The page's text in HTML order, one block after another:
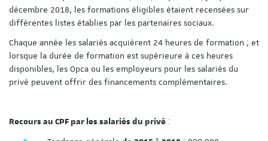
décembre 2018, les formations éligibles étaient recensées sur
différentes listes établies par les partenaires sociaux.
Chaque année les salariés acquièrent 24 heures de formation ; et
lorsque la durée de formation est supérieure à ces heures
disponibles, les Opca ou les employeurs pour les salariés du
privé peuvent offrir des financements complémentaires.
Recours au CPF par les salariés du privé :